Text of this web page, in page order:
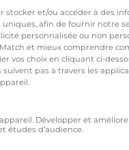
en
test
stocker et/ou accéder à des
afin de fournir notre
personnalisée ou non
et mieux comprendre
vos choix en cliquant ci-
pas à travers les
Développer et
études d’audience.